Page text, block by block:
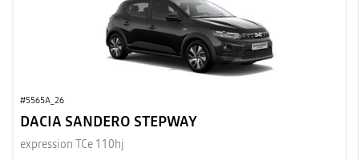
#5565A_26
DACIA SANDERO STEPWAY
expression TCe 110hj